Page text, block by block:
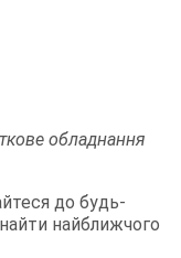
обладнання
до будь-
найближчого